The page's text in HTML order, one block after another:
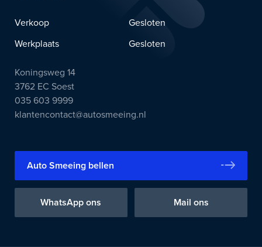
Verkoop
Gesloten
Werkplaats
Gesloten
Koningsweg 14
3762 EC Soest
035 603 9999
klantencontact@autosmeeing.nl
Auto Smeeing bellen
WhatsApp ons Mail ons